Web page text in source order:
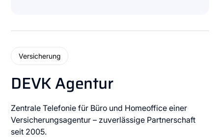
Versicherung
DEVK Agentur
Zentrale Telefonie für Büro und Homeoffice einer
Versicherungsagentur – zuverlässige Partnerschaft
seit 2005.